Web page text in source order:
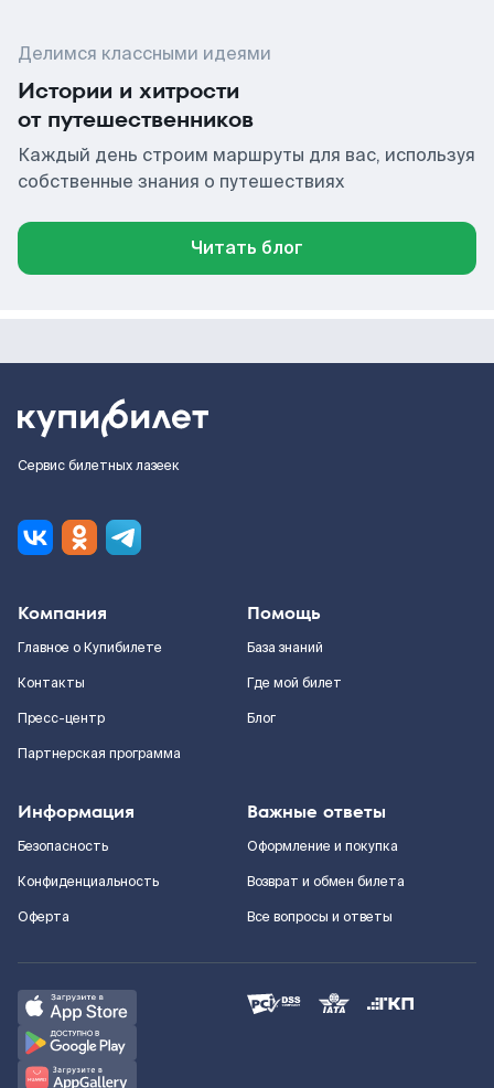
Делимся классными идеями
Истории и хитрости
от путешественников
Каждый день строим маршруты для вас, используя
собственные знания о путешествиях
Читать блог
Сервис билетных лазеек
Компания
Главное о Купибилете
Контакты
Пресс-центр
Партнерская программа
Помощь
База знаний
Где мой билет
Блог
Информация
Безопасность
Конфиденциальность
Оферта
Важные ответы
Оформление и покупка
Возврат и обмен билета
Все вопросы и ответы